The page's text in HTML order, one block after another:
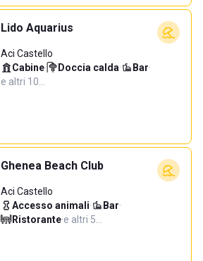
Lido Aquarius
Aci Castello
Cabine· Doccia calda· Bar·
e altri 10…
Ghenea Beach Club
Aci Castello
Accesso animali· Bar·
Ristorante·e altri 5…